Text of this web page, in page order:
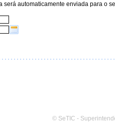
automaticamente enviada para o
© SeTIC -